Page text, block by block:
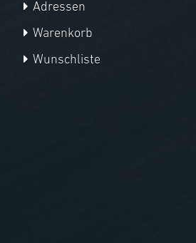
Adressen
Warenkorb
Wunschliste